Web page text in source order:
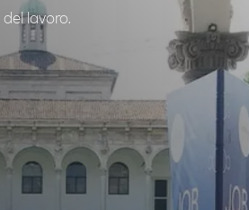
lavoro.